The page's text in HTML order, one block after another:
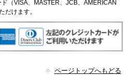
（VISA、MASTER、JCB、AMERICAN
だけます。
ページトップへもどる